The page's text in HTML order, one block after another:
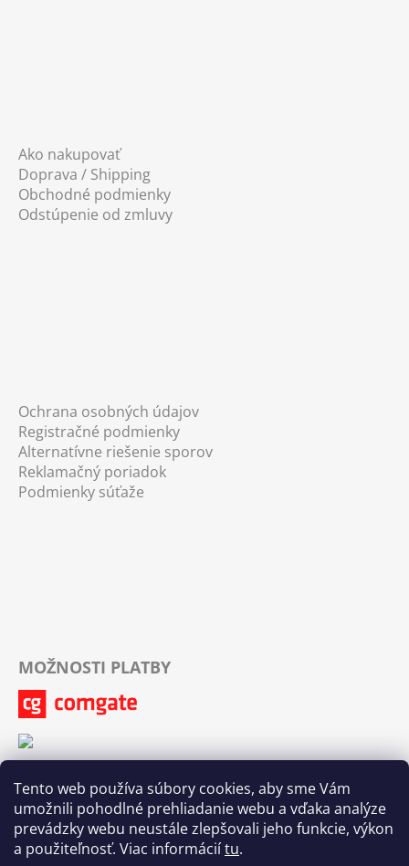
Tento web používa súbory cookies, aby sme Vám
umožnili pohodlné prehliadanie webu a vďaka analýze
prevádzky webu neustále zlepšovali jeho funkcie, výkon
a použiteľnosť. Viac informáciítu.
Ako nakupovať
Doprava / Shipping
Obchodné podmienky
Odstúpenie od zmluvy
Ochrana osobných údajov
Registračné podmienky
Alternatívne riešenie sporov
Reklamačný poriadok
Podmienky súťaže
MOŽNOSTI PLATBY